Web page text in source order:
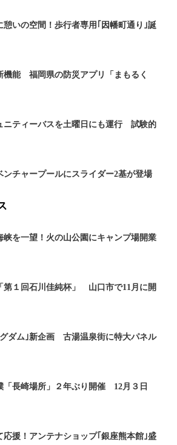
憩いの空間！歩行者専用｢因幡町通り｣誕
機能 福岡県の防災アプリ「まもるく
ニティーバスを土曜日にも運行 試験的
ンチャープールにスライダー2基が登場
峡を一望！火の山公園にキャンプ場開業
第１回石川佳純杯」 山口市で11月に開
グダム｣新企画 古湯温泉街に特大パネル
「長崎場所」２年ぶり開催 12月３日
応援！アンテナショップ｢銀座熊本館｣盛